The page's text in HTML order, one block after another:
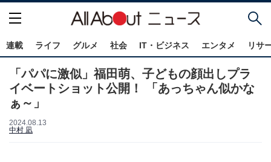
連載 ライフ グルメ 社会 IT・ビジネス エンタメ リサ
「パパに激似」福田萌、子どもの顔出しプラ
イベートショット公開！ 「あっちゃん似かな
ぁ～」
2024.08.13
中村 凪